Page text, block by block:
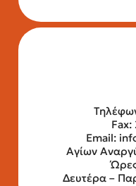
Fax:
Email:
Αγίων
Δευτέρα –